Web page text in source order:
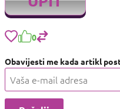
0
Obavijesti me kada artikl